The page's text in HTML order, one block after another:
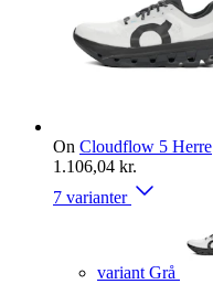
On Cloudflow 5 Herre
1.106,04 kr.
7 varianter
variant Grå